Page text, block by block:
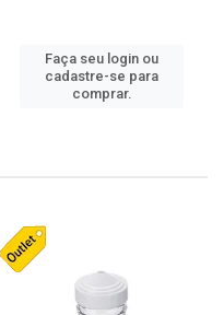
Faça seu login ou
cadastre-se para
comprar.